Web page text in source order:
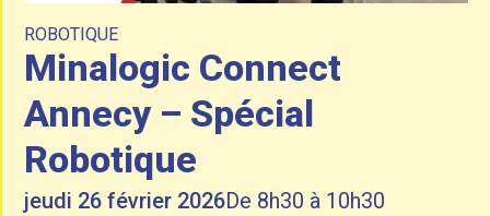
ROBOTIQUE
Minalogic Connect
Annecy – Spécial
Robotique
jeudi 26 février 2026De 8h30 à 10h30